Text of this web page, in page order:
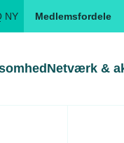
NY Medlemsfordele
Netværk &